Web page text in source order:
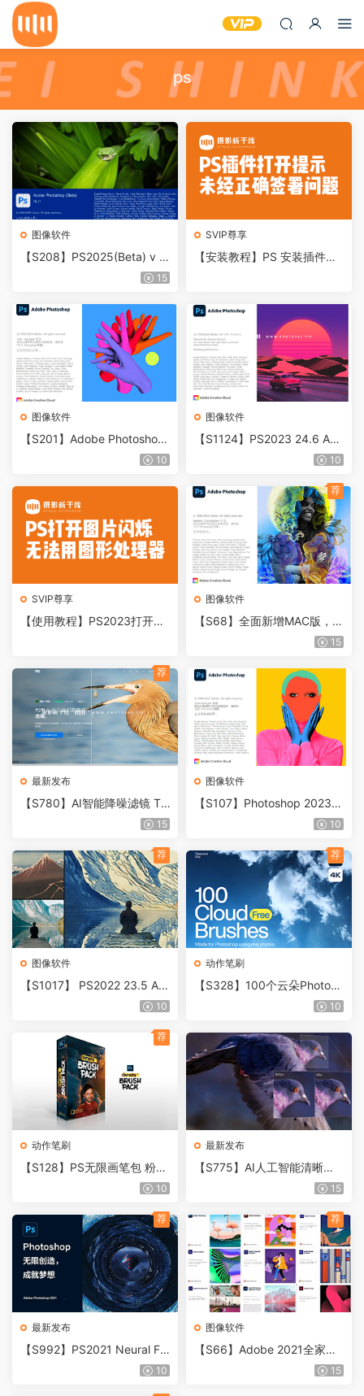
ps
图像软件
【S208】PS2025(Beta) v 2
6.12 (3214）ACR17.5内置插
神经滤镜、参数滤波器滤镜
15
SVIP尊享
【安装教程】PS 安装插件无
图像软件
【S201】Adobe Photoshop
2023_24.6 ACR15.4.1中文版
10
图像软件
【S1124】PS2023 24.6 AC
R15.4含神经滤镜+防抖滤镜
c
10
SVIP尊享
【使用教程】PS2023打开图
图像软件
【S68】全面新增MAC版，A
15
荐
最新发布
【S780】AI智能降噪滤镜 To
paz DeNoise AI v３.7.2 Win/
15
荐
图像软件
【S107】Photoshop 2023 v
24.2.0.315 ACR15.2 精简版_
镜
10
图像软件
【S1017】 PS2022 23.5 AC
R14.5免注册免登录可使用新
镜，一键安装PS和神经滤镜
10
荐
动作笔刷
【S328】100个云朵Photosh
10
荐
动作笔刷
【S128】PS无限画笔包 粉
10
荐
最新发布
【S775】AI人工智能清晰锐
化PS插件 Topaz Sharpen AI
15
最新发布
【S992】PS2021 Neural Filt
ers离线滤镜包及存放路径 10
荐
图像软件
【S66】Adobe 2021全家桶
WIN+MAC正式专业版10月再
15
荐